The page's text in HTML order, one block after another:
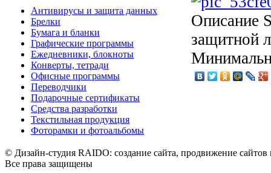
Антивирусы и защита данных
Брелки
Бумага и бланки
Графические программы
Ежедневники, блокноты
Конверты, тетради
Офисные программы
Переводчики
Подарочные сертификаты
Средства разработки
Текстильная продукция
Фоторамки и фотоальбомы
Описание
защитной
© Дизайн-студия RAIDO: создание сайта, продвижение сайтов
Все права защищены